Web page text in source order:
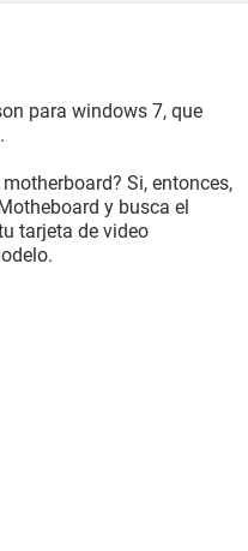
para windows 7, que
Si, entonces,
y busca el
tarjeta de video